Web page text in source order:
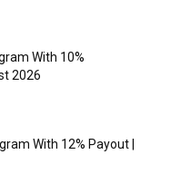
With 10%
2026
With 12% Payout |